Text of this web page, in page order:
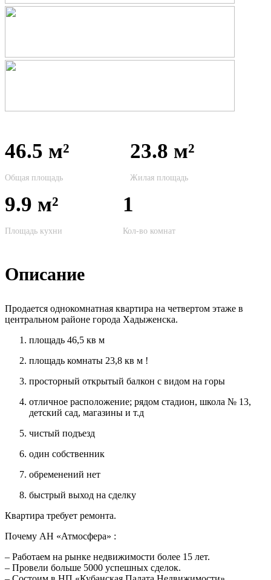
46.5 м²
Общая площадь
23.8 м²
Жилая площадь
9.9 м²
Площадь кухни
1
Кол-во комнат
Описание
Продается однокомнатная квартира на четвертом этаже в
центральном районе города Хадыженска.
площадь 46,5 кв м
площадь комнаты 23,8 кв м !
просторный открытый балкон с видом на горы
отличное расположение; рядом стадион, школа № 13,
детский сад, магазины и т.д
чистый подъезд
один собственник
обременений нет
быстрый выход на сделку
Квартира требует ремонта.
Почему АН «Атмосфера» :
– Работаем на рынке недвижимости более 15 лет.
– Провели больше 5000 успешных сделок.